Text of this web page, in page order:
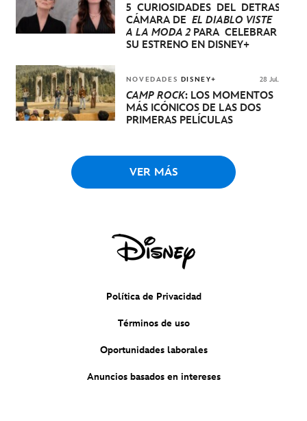
5 CURIOSIDADES DEL DETRÁS DE
CÁMARA DE EL DIABLO VISTE
A LA MODA 2PARA CELEBRAR
SU ESTRENO EN DISNEY+
NOVEDADES DISNEY+ 28 Jul.
CAMP ROCK: LOS MOMENTOS
MÁS ICÓNICOS DE LAS DOS
PRIMERAS PELÍCULAS
VER MÁS
Política de Privacidad
Términos de uso
Oportunidades laborales
Anuncios basados en intereses